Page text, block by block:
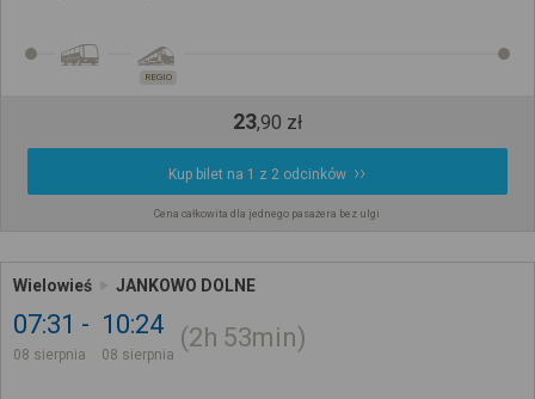
REGIO
23,90 zł
Kup bilet na 1 z 2 odcinków
Cena całkowita dla jednego pasażera bez ulgi
Wielowieś JANKOWO DOLNE
07:31
08 sierpnia
10:24
08 sierpnia
2h 53min